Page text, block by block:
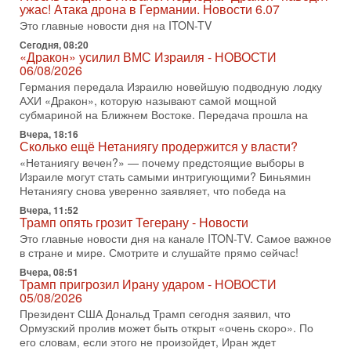
Международного управления полиции Израиля, автор
31-07-2026, 09:02
Битва за разоружение ХАМАСа - НОВОСТИ
31/07/2026
Сегодня президент США Дональд Трамп заявил о
достижении исторического соглашения о полном
разоружении ХАМАСа и других вооруженных группировок в
30-07-2026, 17:59
Иран доведет Трампа до крайних мер? Разбор и
оценка от военного обозревателя Давида Шарпа
Ситуация вокруг противостояния Ирана и США накаляется
с каждым днем. Почему Трамп в самый последний момент
отменил решение о нанесении тяжелых ударов
30-07-2026, 16:54
Покупатель авиакомпании «Аркия» намерен
запретить полеты по субботам!
Вокруг возможной продажи авиакомпании «Аркия»
разгорается громкий конфликт.
30-07-2026, 08:16
Трамп готовит удар по Ирану - НОВОСТИ 30/07/2026
Президент США Дональд Трамп сегодня рассматривает
возможность масштабной военной операции против Ирана
ужас! Атака дрона в Германии. Новости 6.07
Это главные новости дня на ITON-TV
Сегодня, 08:20
«Дракон» усилил ВМС Израиля - НОВОСТИ
06/08/2026
Германия передала Израилю новейшую подводную лодку
АХИ «Дракон», которую называют самой мощной
субмариной на Ближнем Востоке. Передача прошла на
Вчера, 18:16
Сколько ещё Нетаниягу продержится у власти?
«Нетаниягу вечен?» — почему предстоящие выборы в
Израиле могут стать самыми интригующими? Биньямин
Нетаниягу снова уверенно заявляет, что победа на
Вчера, 11:52
Трамп опять грозит Тегерану - Новости
Это главные новости дня на канале ITON-TV. Самое важное
в стране и мире. Смотрите и слушайте прямо сейчас!
Вчера, 08:51
Трамп пригрозил Ирану ударом - НОВОСТИ
05/08/2026
Президент США Дональд Трамп сегодня заявил, что
Ормузский пролив может быть открыт «очень скоро». По
его словам, если этого не произойдет, Иран ждет